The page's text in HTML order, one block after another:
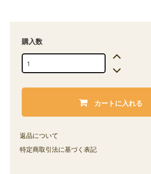
購入数
カートに入れる
返品について
特定商取引法に基づく表記